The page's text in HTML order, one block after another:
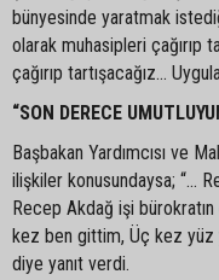
bünyesinde yaratmak
olarak muhasipleri çağırıp
çağırıp tartışacağız...
“SON DERECE
Başbakan Yardımcısı ve
ilişkiler konusundaysa; “...
Recep Akdağ işi
kez ben gittim, Üç kez yüz
diye yanıt verdi.